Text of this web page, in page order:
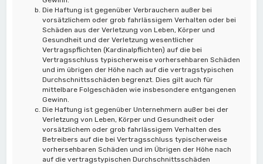
Die Haftung ist gegenüber Verbrauchern außer bei
vorsätzlichem oder grob fahrlässigem Verhalten oder bei
Schäden aus der Verletzung von Leben, Körper und
Gesundheit und der Verletzung wesentlicher
Vertragspflichten (Kardinalpflichten) auf die bei
Vertragsschluss typischerweise vorhersehbaren Schäden
und im übrigen der Höhe nach auf die vertragstypischen
Durchschnittsschäden begrenzt. Dies gilt auch für
mittelbare Folgeschäden wie insbesondere entgangenen
Gewinn.
Die Haftung ist gegenüber Unternehmern außer bei der
Verletzung von Leben, Körper und Gesundheit oder
vorsätzlichem oder grob fahrlässigem Verhalten des
Betreibers auf die bei Vertragsschluss typischerweise
vorhersehbaren Schäden und im Übrigen der Höhe nach
auf die vertragstypischen Durchschnittsschäden